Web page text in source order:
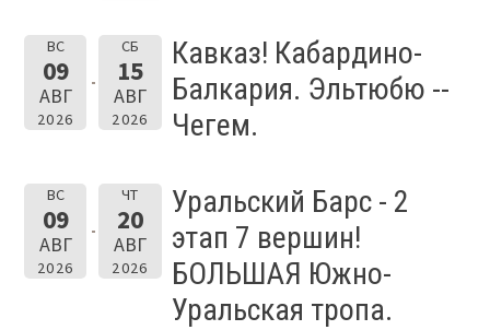
ВС
09
АВГ
2026
СБ
15
АВГ
2026
Кавказ! Кабардино-
Балкария. Эльтюбю --
Чегем.
ВС
09
АВГ
2026
ЧТ
20
АВГ
2026
Уральский Барс - 2
этап 7 вершин!
БОЛЬШАЯ Южно-
Уральская тропа.